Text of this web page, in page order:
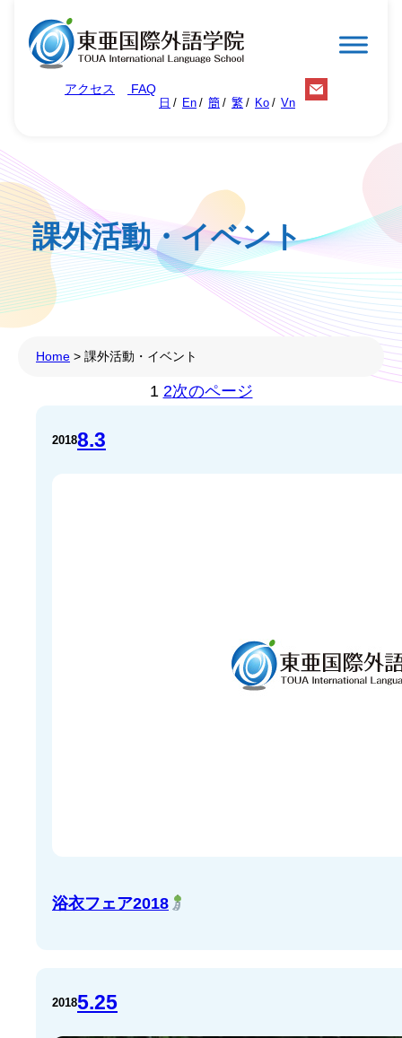
ッ
プ
アクセス FAQ
日 En 簡 繁 Ko Vn
課外活動・イベント
Home > 課外活動・イベント
1 2次のページ
20188.3
浴衣フェア2018
20185.25